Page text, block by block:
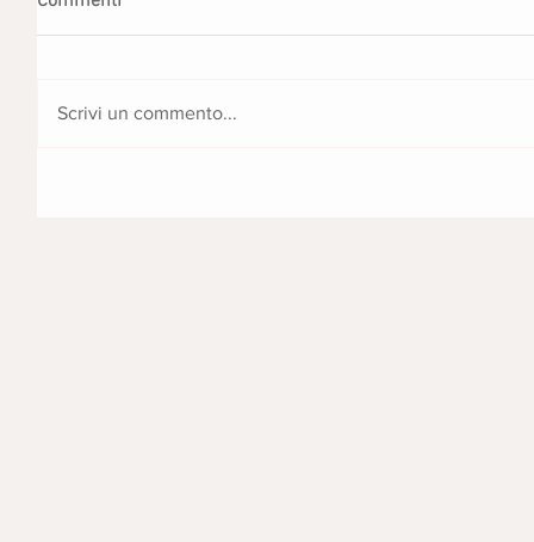
Scrivi un commento...